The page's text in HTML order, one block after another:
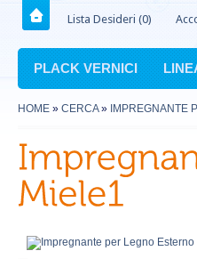
Lista Desideri (0)
PLACK VERNICI
HOME » CERCA» IMPREGNANTE